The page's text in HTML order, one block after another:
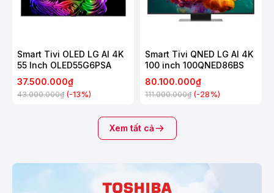
Smart Tivi OLED LG AI 4K
55 Inch OLED55G6PSA
37.500.000₫
43.000.000₫ (-13%)
Smart Tivi QNED LG AI 4K
100 inch 100QNED86BS
80.100.000₫
111.000.000₫ (-28%)
Xem tất cả